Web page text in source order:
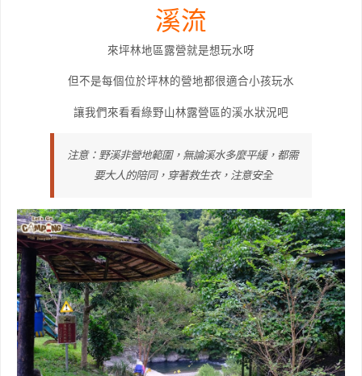
溪流
來坪林地區露營就是想玩水呀
但不是每個位於坪林的營地都很適合小孩玩水
讓我們來看看綠野山林露營區的溪水狀況吧
注意：野溪非營地範圍，無論溪水多麼平緩，都需
要大人的陪同，穿著救生衣，注意安全